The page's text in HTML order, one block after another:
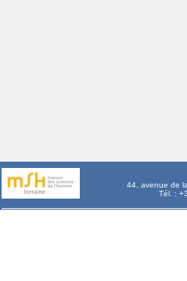
44, avenue de
Tél. :